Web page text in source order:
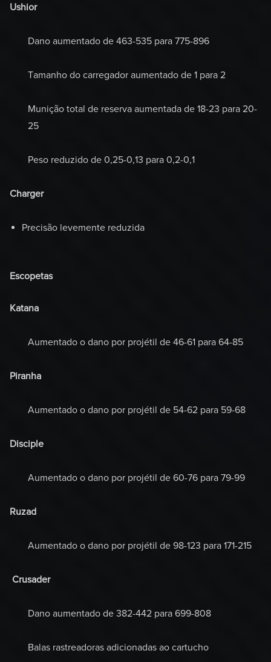
Ushior
Dano aumentado de 463-535 para 775-896
Tamanho do carregador aumentado de 1 para 2
Munição total de reserva aumentada de 18-23 para 20-
25
Peso reduzido de 0,25-0,13 para 0,2-0,1
Charger
Precisão levemente reduzida
Escopetas
Katana
Aumentado o dano por projétil de 46-61 para 64-85
Piranha
Aumentado o dano por projétil de 54-62 para 59-68
Disciple
Aumentado o dano por projétil de 60-76 para 79-99
Ruzad
Aumentado o dano por projétil de 98-123 para 171-215
Crusader
Dano aumentado de 382-442 para 699-808
Balas rastreadoras adicionadas ao cartucho